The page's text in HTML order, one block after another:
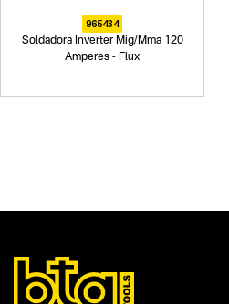
965434
Soldadora Inverter Mig/Mma 120
Amperes - Flux